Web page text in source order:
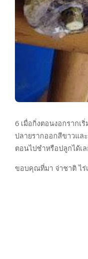
6 เมื่อกิ่งตอนงอกรากเ
ปลายรากออกสีขาวแล
ตอนไปชำหรือปลูกได้เ
ขอบคุณที่มา จ่าชาติ ไร่